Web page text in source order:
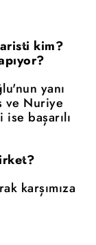
kim?
yanı
ve Nuriye
başarılı
karşımıza